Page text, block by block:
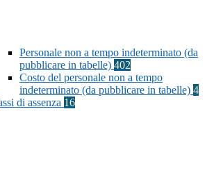
Personale non a tempo indeterminato (da
pubblicare in tabelle) 402
Costo del personale non a tempo
indeterminato (da pubblicare in tabelle) 4
di assenza 16